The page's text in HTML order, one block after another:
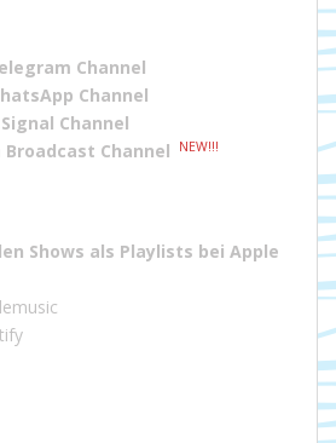
Channel
Channel
Signal Channel
Channel
NEW!!!
Shows als Playlists bei Apple